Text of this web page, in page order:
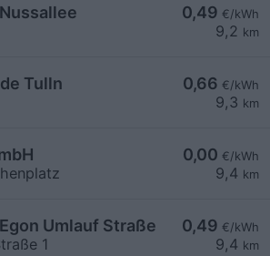
0,49 €/kWh
9,2 km
0,66 €/kWh
9,3 km
Tulln
0,00 €/kWh
9,4 km
0,49 €/kWh
9,4 km
Umlauf Straße
1